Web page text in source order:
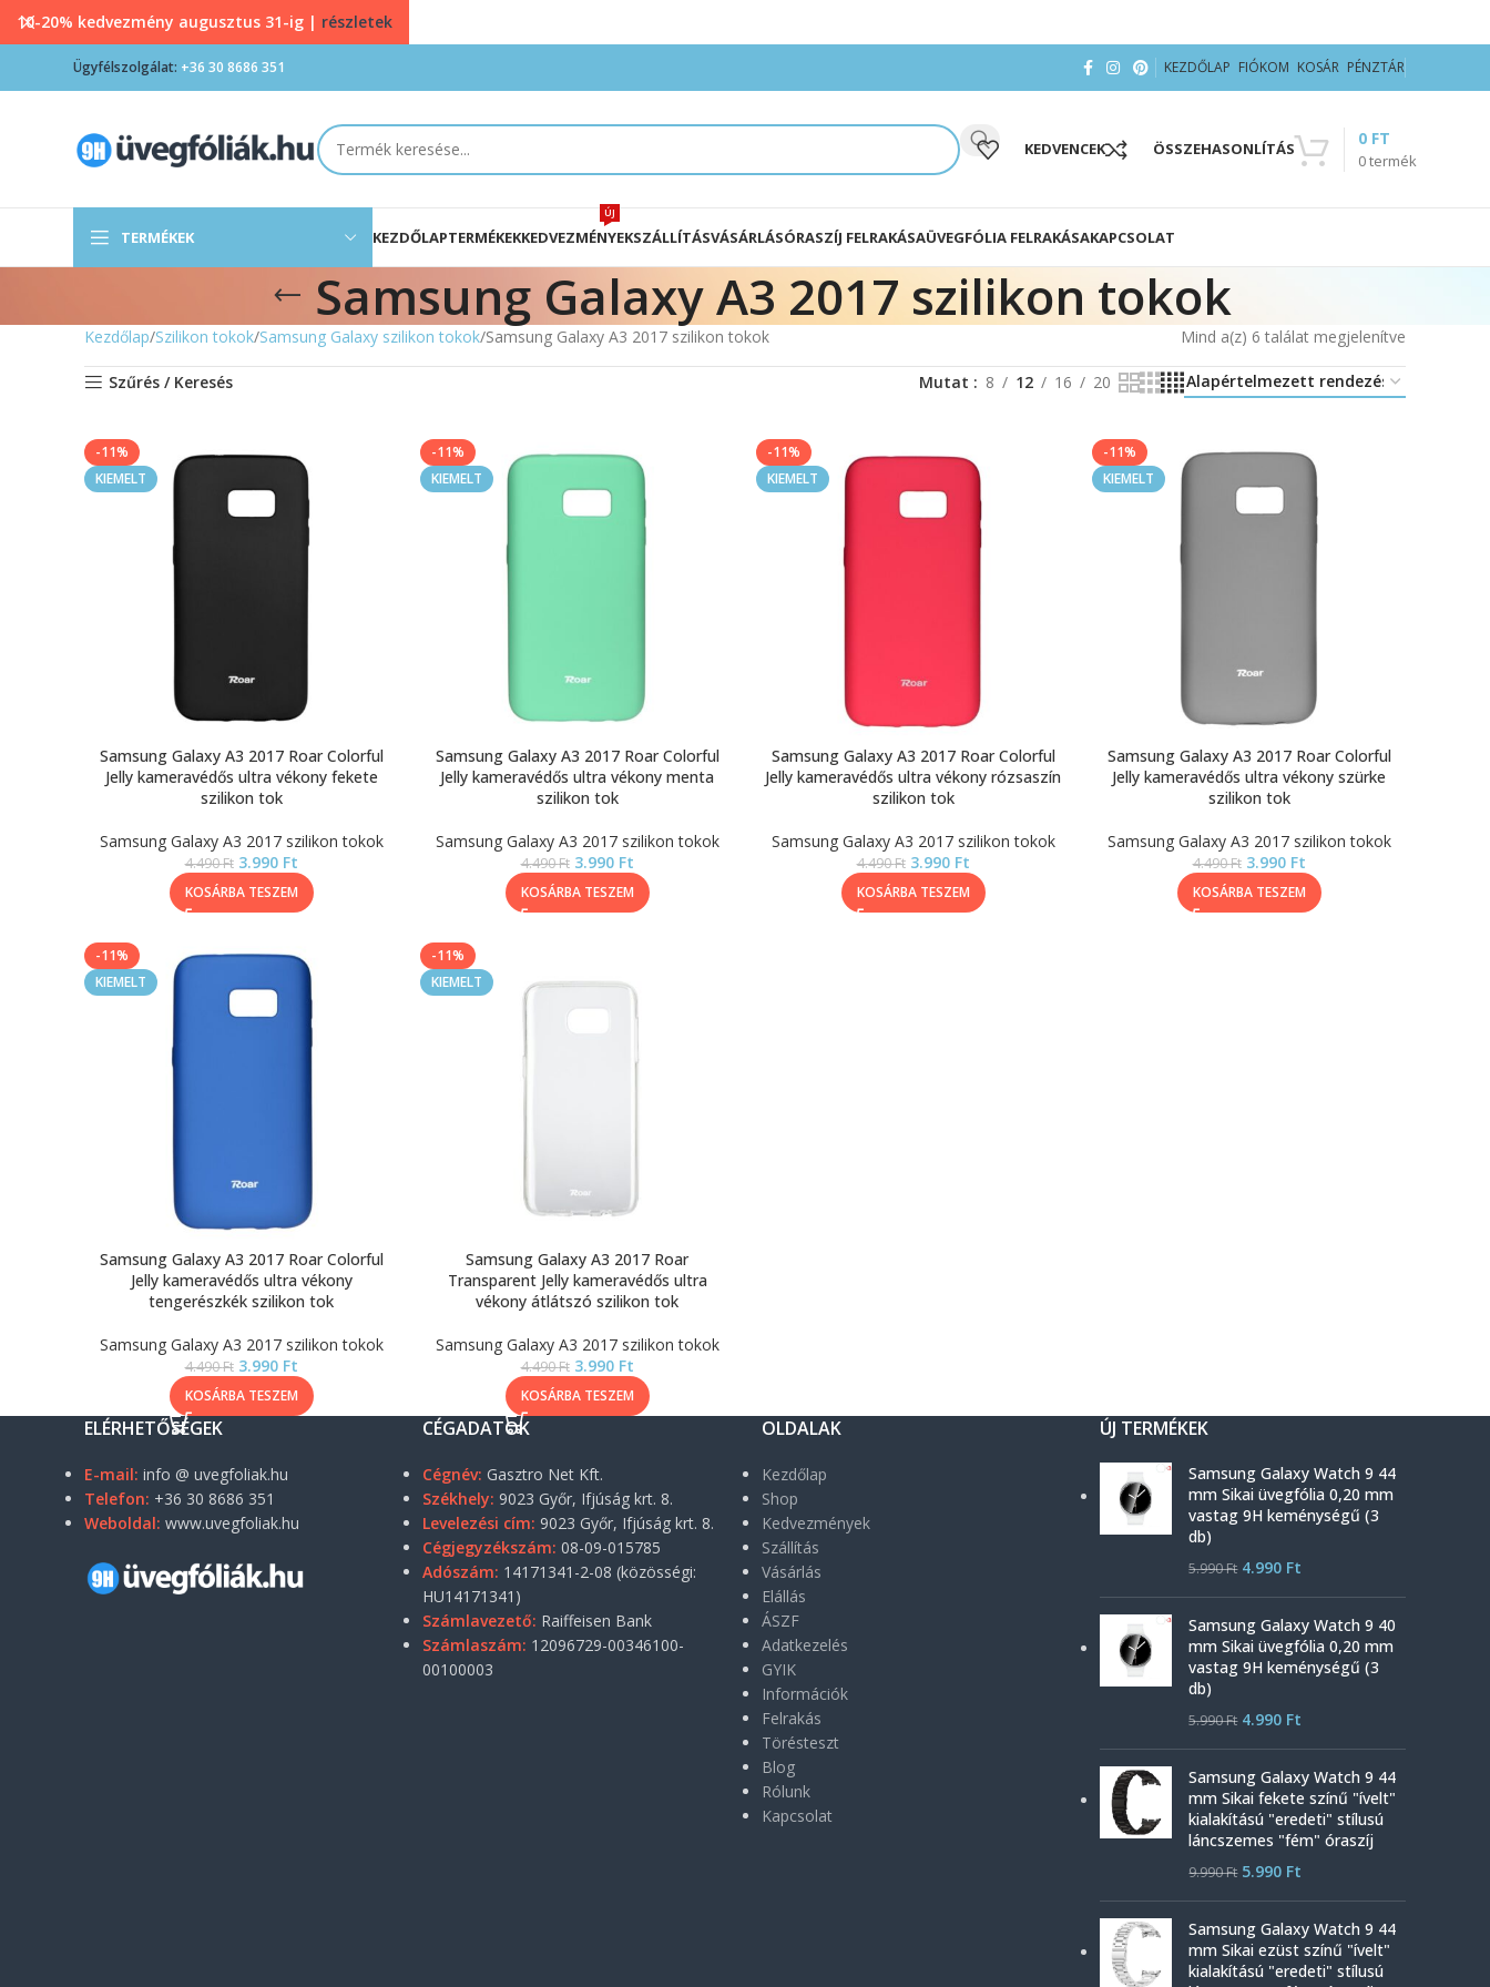
Ügyfélszolgálat: +36 30 8686 351 KEZDŐLAP FIÓKOM KOSÁR PÉNZTÁR
KEDVENCEK ÖSSZEHASONLÍTÁS
0termék
0 FT
TERMÉKEK KEZDŐLAPTERMÉKEKKEDVEZMÉNYEK
ÚJ
SZÁLLÍTÁSVÁSÁRLÁSÓRASZÍJ FELRAKÁSAÜVEGFÓLIA FELRAKÁSAKAPCSOLAT
Samsung Galaxy A3 2017 szilikon tokok
Kezdőlap Szilikon tokok Samsung Galaxy szilikon tokok Samsung Galaxy A3 2017 szilikon tokok Mind a(z) 6 találat megjelenítve
Szűrés / Keresés Mutat 8 12 16 20
-11%
KIEMELT
Samsung Galaxy A3 2017 Roar Colorful
Jelly kameravédős ultra vékony fekete
szilikon tok
Samsung Galaxy A3 2017 szilikon tokok
4.490Ft 3.990 Ft
KOSÁRBA TESZEM
-11%
KIEMELT
Samsung Galaxy A3 2017 Roar Colorful
Jelly kameravédős ultra vékony menta
szilikon tok
Samsung Galaxy A3 2017 szilikon tokok
4.490Ft 3.990 Ft
KOSÁRBA TESZEM
-11%
KIEMELT
Samsung Galaxy A3 2017 Roar Colorful
Jelly kameravédős ultra vékony rózsaszín
szilikon tok
Samsung Galaxy A3 2017 szilikon tokok
4.490Ft 3.990 Ft
KOSÁRBA TESZEM
-11%
KIEMELT
Samsung Galaxy A3 2017 Roar Colorful
Jelly kameravédős ultra vékony szürke
szilikon tok
Samsung Galaxy A3 2017 szilikon tokok
4.490Ft 3.990 Ft
KOSÁRBA TESZEM
-11%
KIEMELT
Samsung Galaxy A3 2017 Roar Colorful
Jelly kameravédős ultra vékony
tengerészkék szilikon tok
Samsung Galaxy A3 2017 szilikon tokok
4.490Ft 3.990 Ft
KOSÁRBA TESZEM
-11%
KIEMELT
Samsung Galaxy A3 2017 Roar
Transparent Jelly kameravédős ultra
vékony átlátszó szilikon tok
Samsung Galaxy A3 2017 szilikon tokok
4.490Ft 3.990 Ft
KOSÁRBA TESZEM
ELÉRHETŐSÉGEK
E-mail: info @ uvegfoliak.hu
Telefon: +36 30 8686 351
Weboldal: www.uvegfoliak.hu
CÉGADATOK
Cégnév: Gasztro Net Kft.
Székhely: 9023 Győr, Ifjúság krt. 8.
Levelezési cím: 9023 Győr, Ifjúság krt. 8.
Cégjegyzékszám: 08-09-015785
Adószám: 14171341-2-08 (közösségi:
HU14171341)
Számlavezető: Raiffeisen Bank
Számlaszám: 12096729-00346100-
00100003
OLDALAK
Kezdőlap
Shop
Kedvezmények
Szállítás
Vásárlás
Elállás
ÁSZF
Adatkezelés
GYIK
Információk
Felrakás
Törésteszt
Blog
Rólunk
Kapcsolat
ÚJ TERMÉKEK
Samsung Galaxy Watch 9 44
mm Sikai üvegfólia 0,20 mm
vastag 9H keménységű (3
db)
5.990Ft 4.990 Ft
Samsung Galaxy Watch 9 40
mm Sikai üvegfólia 0,20 mm
vastag 9H keménységű (3
db)
5.990Ft 4.990 Ft
Samsung Galaxy Watch 9 44
mm Sikai fekete színű "ívelt"
kialakítású "eredeti" stílusú
láncszemes "fém" óraszíj
9.990Ft 5.990 Ft
Samsung Galaxy Watch 9 44
mm Sikai ezüst színű "ívelt"
kialakítású "eredeti" stílusú
10-20% kedvezmény augusztus 31-ig | részletek